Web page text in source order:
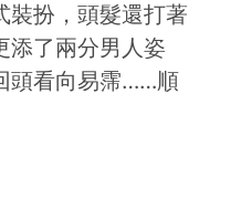
裝扮，頭髮還打著
添了兩分男人姿
頭看向易霈……順